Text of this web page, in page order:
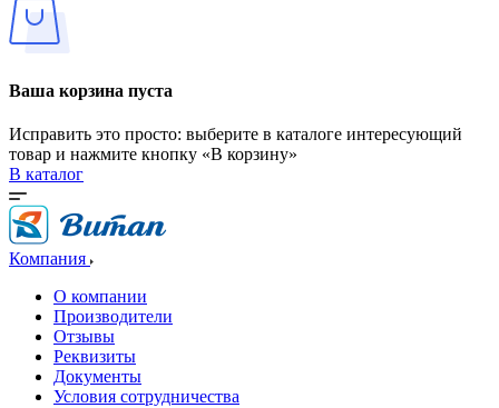
Ваша корзина пуста
Исправить это просто: выберите в каталоге интересующий
товар и нажмите кнопку «В корзину»
В каталог
Компания
О компании
Производители
Отзывы
Реквизиты
Документы
Условия сотрудничества